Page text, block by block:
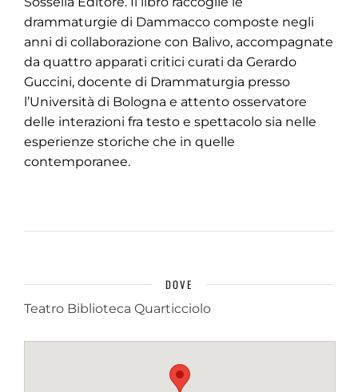
drammaturgie di Dammacco composte negli
anni di collaborazione con Balivo, accompagnate
da quattro apparati critici curati da Gerardo
Guccini, docente di Drammaturgia presso
l’Università di Bologna e attento osservatore
delle interazioni fra testo e spettacolo sia nelle
esperienze storiche che in quelle
contemporanee.
DOVE
Teatro Biblioteca Quarticciolo